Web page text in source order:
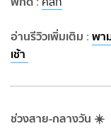
อ่านรีวิวเพิ่มเติม : พา
เช้า
ช่วงสาย-กลางวัน ☀️